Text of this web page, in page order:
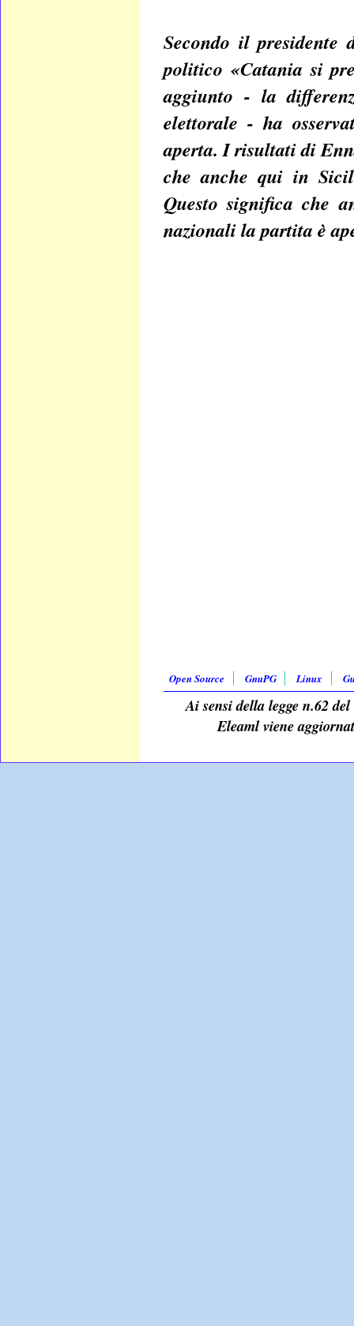
Secondo il
politico «Catania si
aggiunto - la
elettorale - ha
aperta. I risultati di
che anche qui in
Questo significa che
nazionali la partita è
Open Source GnuPG Linux
Ai sensi della legge n.62
Eleaml viene